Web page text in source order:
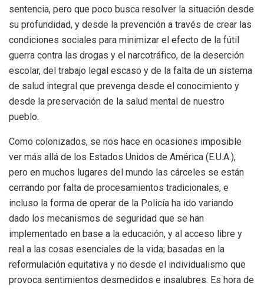
sentencia, pero que poco busca resolver la situación desde
su profundidad, y desde la prevención a través de crear las
condiciones sociales para minimizar el efecto de la fútil
guerra contra las drogas y el narcotráfico, de la deserción
escolar, del trabajo legal escaso y de la falta de un sistema
de salud integral que prevenga desde el conocimiento y
desde la preservación de la salud mental de nuestro
pueblo.
Como colonizados, se nos hace en ocasiones imposible
ver más allá de los Estados Unidos de América (E.U.A.),
pero en muchos lugares del mundo las cárceles se están
cerrando por falta de procesamientos tradicionales, e
incluso la forma de operar de la Policía ha ido variando
dado los mecanismos de seguridad que se han
implementado en base a la educación, y al acceso libre y
real a las cosas esenciales de la vida; basadas en la
reformulación equitativa y no desde el individualismo que
provoca sentimientos desmedidos e insalubres. Es hora de